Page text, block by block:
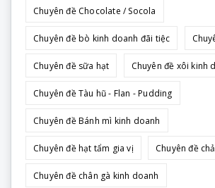
Chuyên đề Chocolate / Socola
Chuyên đề bò kinh doanh đãi tiệc
Chuyên đề sữa hạt Chuyên đề xôi kinh
Chuyên đề Tàu hũ - Flan - Pudding
Chuyên đề Bánh mì kinh doanh
Chuyên đề hạt tẩm gia vị Chuyên đề
Chuyên đề chân gà kinh doanh